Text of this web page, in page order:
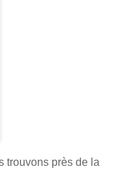
trouvons près de la